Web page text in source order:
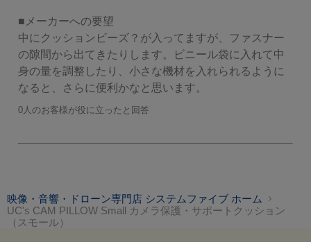
■メーカーへの要望
中にクッションビーズ？が入ってますが、ファスナー
の隙間から出てきたりします。ビニール袋に入れて中
身の量を調整したり、小さな機材を入れられるように
0人のお客様が役に立ったと回答
映像・音響・ドローン専門店 システムファイブ ホーム
UC's CAM PILLOW Small カメラ保護・サポートクッション
（スモール）